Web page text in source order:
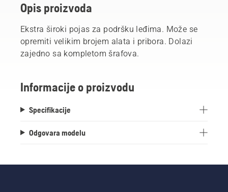
Opis proizvoda
Ekstra široki pojas za podršku leđima. Može se
opremiti velikim brojem alata i pribora. Dolazi
zajedno sa kompletom šrafova.
Informacije o proizvodu
Specifikacije
Odgovara modelu